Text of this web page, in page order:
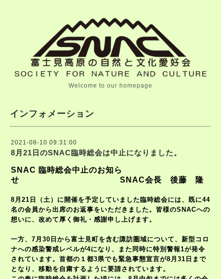
Welcome to our homepage
インフォメーション
2021-08-10 09:31:00
8月21日のSNAC臨時総会は中止になりました。
SNAC 臨時総会中止のお知ら
せ SNAC会長 後藤 隆
8月 21 日（土）に開催を予定していました臨時総会には、既に44
名の会員から出席のお返事をいただきました。皆様のSNACへの
想いに、改めて厚く御礼・感謝申し上げます。
一方、 7月 30 日から富士見町を含む諏訪圏域について、新型コロ
ナへの感染警戒レベルが4になり、また同時に特別警報1が発令
されています。首都の１都3県でも緊急事態宣言が8月 31 日まで
となり、移動を自粛するように要請されています。